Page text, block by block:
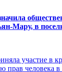
Мару, в